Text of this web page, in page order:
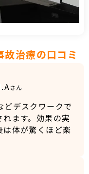
治療の口コミ
さん
どデスクワークで
ます。効果の実
体が驚くほど楽